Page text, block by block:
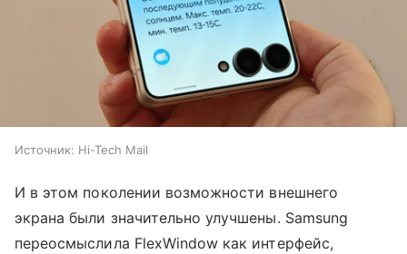
Источник: Hi-Tech Mail
И в этом поколении возможности внешнего
экрана были значительно улучшены. Samsung
переосмыслила FlexWindow как интерфейс,